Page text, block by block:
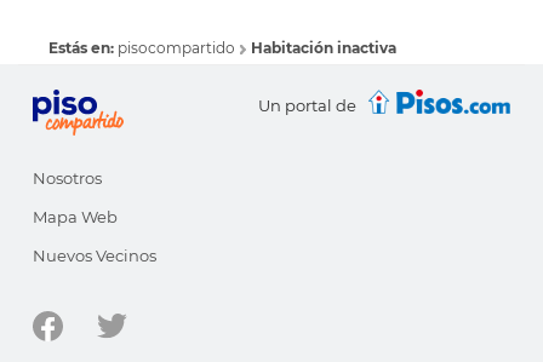
Estás en: pisocompartido Habitación inactiva
Un portal de
Nosotros
Mapa Web
Nuevos Vecinos